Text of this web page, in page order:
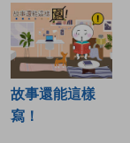
故事還能這樣
寫！